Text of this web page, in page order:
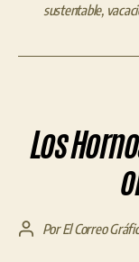
sustentable,
Los
AutorPorEl Correo